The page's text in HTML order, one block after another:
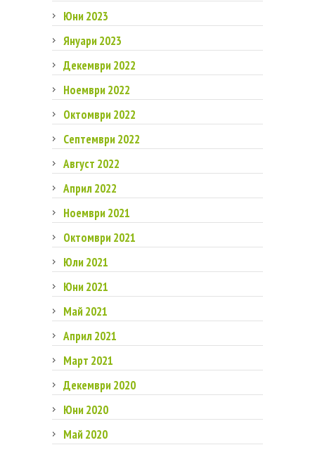
Юни 2023
Януари 2023
Декември 2022
Ноември 2022
Октомври 2022
Септември 2022
Август 2022
Април 2022
Ноември 2021
Октомври 2021
Юли 2021
Юни 2021
Май 2021
Април 2021
Март 2021
Декември 2020
Юни 2020
Май 2020